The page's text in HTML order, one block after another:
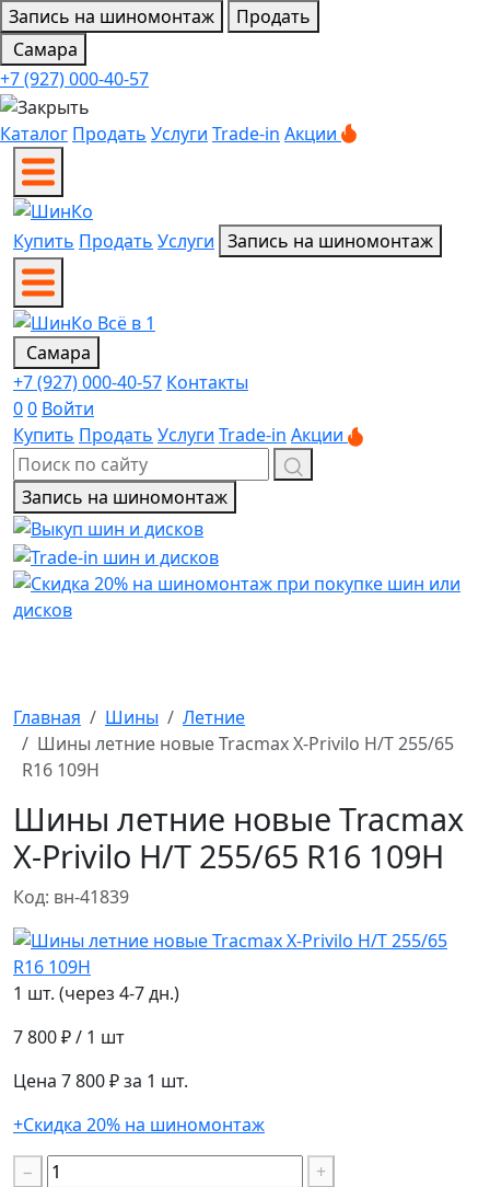
Запись на шиномонтаж
Продать
Самара
+7 (927) 000-40-57
Каталог Продать Услуги Trade-in Акции
Купить Продать Услуги Запись на шиномонтаж
Самара
+7 (927) 000-40-57 Контакты
00 Войти
Купить Продать Услуги Trade-in Акции
Запись на шиномонтаж
Главная Шины
Летние
Шины летние новые Tracmax X-Privilo H/T 255/65
R16 109H
Шины летние новые Tracmax
X-Privilo H/T 255/65 R16 109H
Код: вн-41839
1 шт. (через 4-7 дн.)
7 800 ₽/ 1 шт
Цена 7 800 ₽ за 1 шт.
+Скидка 20% на шиномонтаж
−
+